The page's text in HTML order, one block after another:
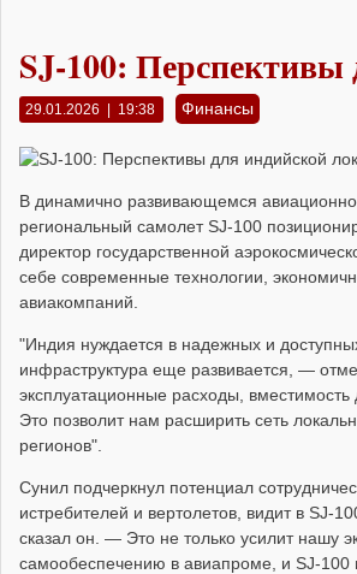
SJ-100:
29.01.2026 | 19:38 Финансы
В динамично развивающемся
региональный самолет SJ-100
директор государственной
себе современные технологии,
авиакомпаний.
"Индия нуждается в надежных и
инфраструктура еще развивается, —
эксплуатационные расходы,
Это позволит нам расширить сеть
регионов".
Сунил подчеркнул потенциал
истребителей и вертолетов, видит в SJ-
сказал он. — Это не только усилит нашу
самообеспечению в авиапроме, и SJ-100